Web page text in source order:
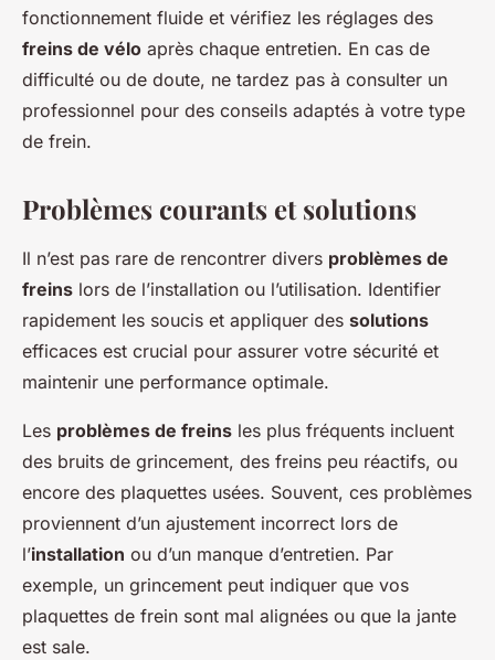
fonctionnement fluide et vérifiez les réglages des
freins de vélo après chaque entretien. En cas de
difficulté ou de doute, ne tardez pas à consulter un
professionnel pour des conseils adaptés à votre type
de frein.
Problèmes courants et solutions
Il n’est pas rare de rencontrer divers problèmes de
freins lors de l’installation ou l’utilisation. Identifier
rapidement les soucis et appliquer des solutions
efficaces est crucial pour assurer votre sécurité et
maintenir une performance optimale.
Les problèmes de freins les plus fréquents incluent
des bruits de grincement, des freins peu réactifs, ou
encore des plaquettes usées. Souvent, ces problèmes
proviennent d’un ajustement incorrect lors de
l’installation ou d’un manque d’entretien. Par
exemple, un grincement peut indiquer que vos
plaquettes de frein sont mal alignées ou que la jante
est sale.